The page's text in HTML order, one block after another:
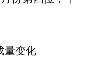
量变化